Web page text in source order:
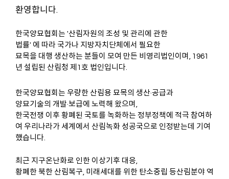
환영합니다.
한국양묘협회는 '산림자원의 조성 및 관리에 관한
법률' 에 따라 국가나 지방자치단체에서 필요한
묘목을 대행 생산하는 분들이 모여 만든 비영리법인이며, 1961
년 설립된 산림청 제1호 법인입니다.
한국양묘협회는 우량한 산림용 묘목의 생산·공급과
양묘기술의 개발·보급에 노력해 왔으며,
한국전쟁 이후 황폐된 국토를 녹화하는 정부정책에 적극 참여하
여 우리나라가 세계에서 산림녹화 성공국으로 인정받는데 기여
했습니다.
최근 지구온난화로 인한 이상기후 대응,
황폐한 북한 산림복구, 미래세대를 위한 탄소중립 등산림분야 역